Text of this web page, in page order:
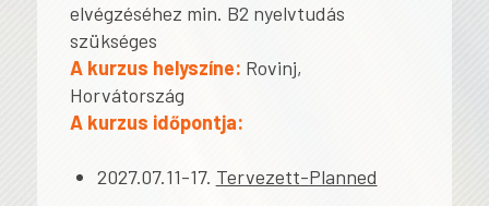
elvégzéséhez min. B2 nyelvtudás
szükséges
A kurzus helyszíne: Rovinj,
Horvátország
A kurzus időpontja:
2027.07.11-17. Tervezett-Planned